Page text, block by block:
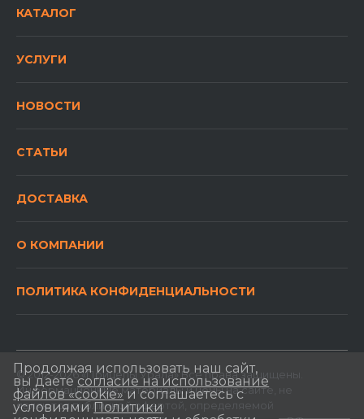
КАТАЛОГ
УСЛУГИ
НОВОСТИ
СТАТЬИ
ДОСТАВКА
О КОМПАНИИ
ПОЛИТИКА КОНФИДЕНЦИАЛЬНОСТИ
© 2012-2026 «Прицепы Урала» Все права защищены.
Информационные материалы и цены на сайте, не
являются публичной офертой, определяемой
Продолжая использовать наш сайт,
вы даете согласие на использование
файлов «cookie» и соглашаетесь с
условиямиПолитики